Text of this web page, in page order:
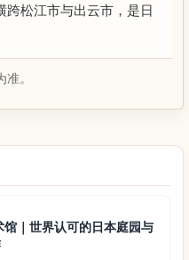
松江市与出云市，是日
。
馆｜世界认可的日本庭园与